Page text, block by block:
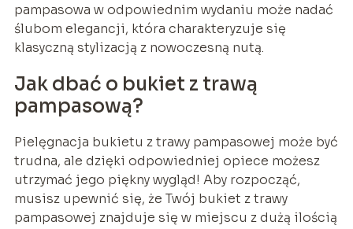
pampasowa w odpowiednim wydaniu może nadać
ślubom elegancji, która charakteryzuje się
klasyczną stylizacją z nowoczesną nutą.
Jak dbać o bukiet z trawą
pampasową?
Pielęgnacja bukietu z trawy pampasowej może być
trudna, ale dzięki odpowiedniej opiece możesz
utrzymać jego piękny wygląd! Aby rozpocząć,
musisz upewnić się, że Twój bukiet z trawy
pampasowej znajduje się w miejscu z dużą ilością